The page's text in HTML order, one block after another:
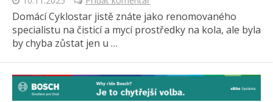
Domácí Cyklostar jistě znáte jako renomovaného
specialistu na čisticí a mycí prostředky na kola, ale byla
by chyba zůstat jen u …